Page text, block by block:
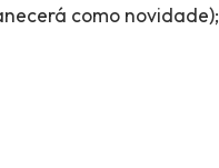
como novidade);